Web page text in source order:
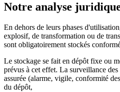
Notre analyse
En dehors de leurs phases
explosif, de transformation ou de
sont obligatoirement stockés
Le stockage se fait en dépôt fixe ou
prévus à cet effet. La surveillance
assurée (alarme, vigile, conformité
du dépôt,